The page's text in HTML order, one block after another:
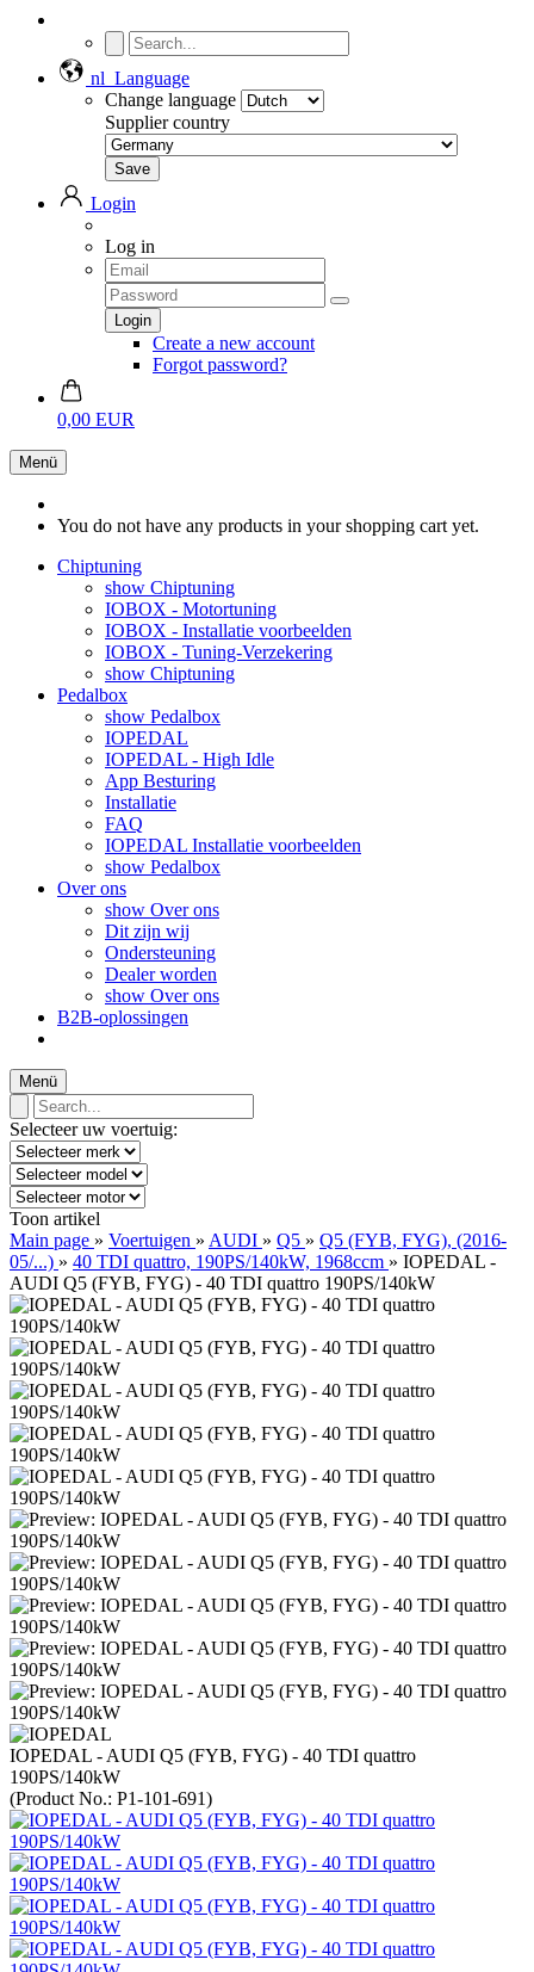
nl Language
Change language
Supplier country
Login
Log in
Create a new account
Forgot password?
0,00 EUR
Menü
You do not have any products in your shopping cart yet.
Chiptuning
show Chiptuning
IOBOX - Motortuning
IOBOX - Installatie voorbeelden
IOBOX - Tuning-Verzekering
show Chiptuning
Pedalbox
show Pedalbox
IOPEDAL
IOPEDAL - High Idle
App Besturing
Installatie
FAQ
IOPEDAL Installatie voorbeelden
show Pedalbox
Over ons
show Over ons
Dit zijn wij
Ondersteuning
Dealer worden
show Over ons
B2B-oplossingen
Menü
Selecteer uw voertuig:
Toon artikel
Main page » Voertuigen » AUDI » Q5 » Q5 (FYB, FYG), (2016-
05/...) » 40 TDI quattro, 190PS/140kW, 1968ccm » IOPEDAL -
AUDI Q5 (FYB, FYG) - 40 TDI quattro 190PS/140kW
IOPEDAL - AUDI Q5 (FYB, FYG) - 40 TDI quattro
190PS/140kW
(Product No.: P1-101-691)